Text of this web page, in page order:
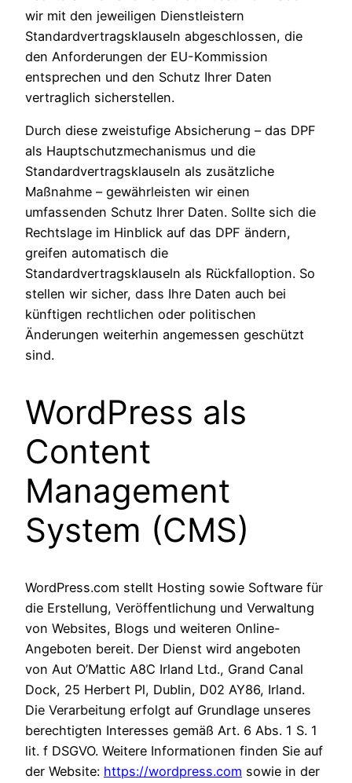
wir mit den jeweiligen Dienstleistern
Standardvertragsklauseln abgeschlossen, die
den Anforderungen der EU-Kommission
entsprechen und den Schutz Ihrer Daten
vertraglich sicherstellen.
Durch diese zweistufige Absicherung – das DPF
als Hauptschutzmechanismus und die
Standardvertragsklauseln als zusätzliche
Maßnahme – gewährleisten wir einen
umfassenden Schutz Ihrer Daten. Sollte sich die
Rechtslage im Hinblick auf das DPF ändern,
greifen automatisch die
Standardvertragsklauseln als Rückfalloption. So
stellen wir sicher, dass Ihre Daten auch bei
künftigen rechtlichen oder politischen
Änderungen weiterhin angemessen geschützt
sind.
WordPress als
Content
Management
System (CMS)
WordPress.com stellt Hosting sowie Software für
die Erstellung, Veröffentlichung und Verwaltung
von Websites, Blogs und weiteren Online-
Angeboten bereit. Der Dienst wird angeboten
von Aut O’Mattic A8C Irland Ltd., Grand Canal
Dock, 25 Herbert Pl, Dublin, D02 AY86, Irland.
Die Verarbeitung erfolgt auf Grundlage unseres
berechtigten Interesses gemäß Art. 6 Abs. 1 S. 1
lit. f DSGVO. Weitere Informationen finden Sie auf
der Website: https://wordpress.com sowie in der